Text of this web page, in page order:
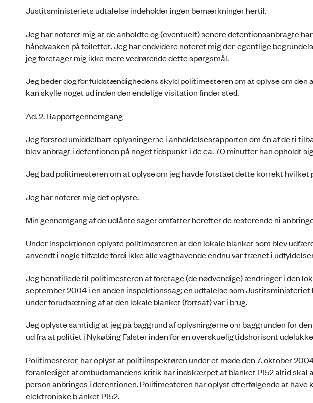
Justitsministeriets udtalelse indeholder ingen bemærkninger hertil.
Jeg har noteret mig at de anholdte og (eventuelt) senere detentionsanbragte
håndvasken på toilettet. Jeg har endvidere noteret mig den egentlige
jeg foretager mig ikke mere vedrørende dette spørgsmål.
Jeg beder dog for fuldstændighedens skyld politimesteren om at oplyse om
kan skylle noget ud inden den endelige visitation finder sted.
Ad. 2. Rapportgennemgang
Jeg forstod umiddelbart oplysningerne i anholdelsesrapporten om én af de ti
blev anbragt i detentionen på noget tidspunkt i de ca. 70 minutter han opholdt
Jeg bad politimesteren om at oplyse om jeg havde forstået dette korrekt
Jeg har noteret mig det oplyste.
Min gennemgang af de udlånte sager omfatter herefter de resterende ni
Under inspektionen oplyste politimesteren at den lokale blanket som blev
anvendt i nogle tilfælde fordi ikke alle vagthavende endnu var trænet i
Jeg henstillede til politimesteren at foretage (de nødvendige) ændringer i den
september 2004 i en anden inspektionssag; en udtalelse som
under forudsætning af at den lokale blanket (fortsat) var i brug.
Jeg oplyste samtidig at jeg på baggrund af oplysningerne om baggrunden for
ud fra at politiet i Nykøbing Falster inden for en overskuelig tidshorisont
Politimesteren har oplyst at politiinspektøren under et møde den 7. oktober
foranlediget af ombudsmandens kritik har indskærpet at blanket P152 altid skal
person anbringes i detentionen. Politimesteren har oplyst efterfølgende at
elektroniske blanket P152.